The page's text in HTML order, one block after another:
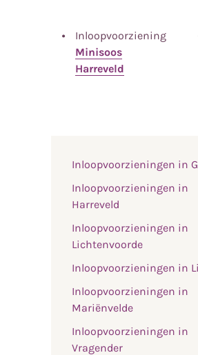
Inloopvoorziening
Minisoos
Harreveld
Inloopvoorzieningen in
Inloopvoorzieningen in
Harreveld
Inloopvoorzieningen in
Lichtenvoorde
Inloopvoorzieningen in
Inloopvoorzieningen in
Mariënvelde
Inloopvoorzieningen in
Vragender